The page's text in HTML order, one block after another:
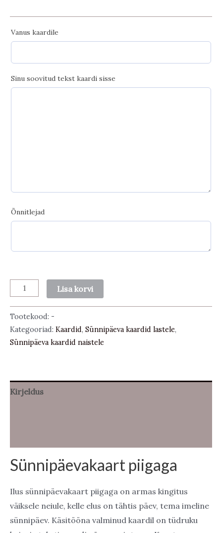
Vanus kaardile
Sinu soovitud tekst kaardi sisse
Õnnitlejad
Sünnipäevakaart
piigaga
kogus
Lisa korvi
Tootekood: -
Kategooriad: Kaardid, Sünnipäeva kaardid lastele,
Sünnipäeva kaardid naistele
Kirjeldus
Sünnipäevakaart piigaga
Ilus sünnipäevakaart piigaga on armas kingitus
väiksele neiule, kelle elus on tähtis päev, tema imeline
sünnipäev. Käsitööna valminud kaardil on tüdruku